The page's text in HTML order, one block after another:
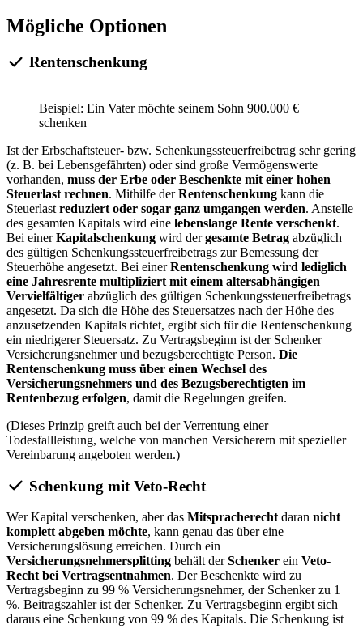
Mögliche Optionen
Rentenschenkung
Beispiel: Ein Vater möchte seinem Sohn 900.000 €
schenken
Ist der Erbschaftsteuer- bzw. Schenkungssteuerfreibetrag sehr gering
(z. B. bei Lebensgefährten) oder sind große Vermögenswerte
vorhanden, muss der Erbe oder Beschenkte mit einer hohen
Steuerlast rechnen. Mithilfe derRentenschenkung kann die
Steuerlast reduziert oder sogar ganz umgangen werden. Anstelle
des gesamten Kapitals wird eine lebenslange Rente verschenkt.
Bei einerKapitalschenkung wird dergesamte Betrag abzüglich
des gültigen Schenkungssteuerfreibetrags zur Bemessung der
Steuerhöhe angesetzt. Bei einerRentenschenkung wird lediglich
eine Jahresrente multipliziert mit einem altersabhängigen
Vervielfältiger abzüglich des gültigen Schenkungssteuerfreibetrags
angesetzt. Da sich die Höhe des Steuersatzes nach der Höhe des
anzusetzenden Kapitals richtet, ergibt sich für die Rentenschenkung
ein niedrigerer Steuersatz. Zu Vertragsbeginn ist der Schenker
Versicherungsnehmer und bezugsberechtigte Person. Die
Rentenschenkung muss über einen Wechsel des
Versicherungsnehmers und des Bezugsberechtigten im
Rentenbezug erfolgen, damit die Regelungen greifen.
(Dieses Prinzip greift auch bei der Verrentung einer
Todesfallleistung, welche von manchen Versicherern mit spezieller
Vereinbarung angeboten werden.)
Schenkung mit Veto-Recht
Wer Kapital verschenken, aber das Mitspracherechtdaran nicht
komplett abgeben möchte, kann genau das über eine
Versicherungslösung erreichen. Durch ein
Versicherungsnehmersplitting behält derSchenker ein Veto-
Recht bei Vertragsentnahmen. Der Beschenkte wird zu
Vertragsbeginn zu 99 % Versicherungsnehmer, der Schenker zu 1
%. Beitragszahler ist der Schenker. Zu Vertragsbeginn ergibt sich
daraus eine Schenkung von 99 % des Kapitals. Die Schenkung ist